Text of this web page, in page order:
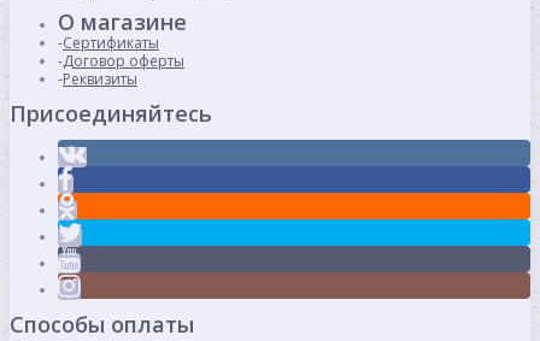
О магазине
Сертификаты
Договор оферты
Реквизиты
Присоединяйтесь
Способы оплаты